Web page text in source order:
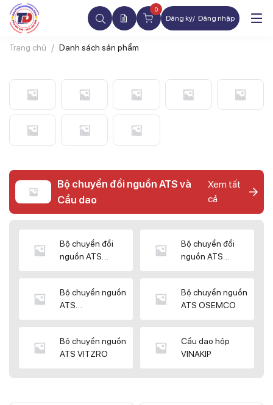
0
Đăng ký Đăng nhập
Trang chủ Danh sách sản phẩm
Bộ chuyển đổi nguồn ATS và
Cầu dao
Xem tất
cả
Bộ chuyển đổi
nguồn ATS
Bộ chuyển đổi
nguồn ATS
Bộ chuyển nguồn
ATS
Bộ chuyển nguồn
ATS OSEMCO
Bộ chuyển nguồn
ATS VITZRO
Cầu dao hộp
VINAKIP